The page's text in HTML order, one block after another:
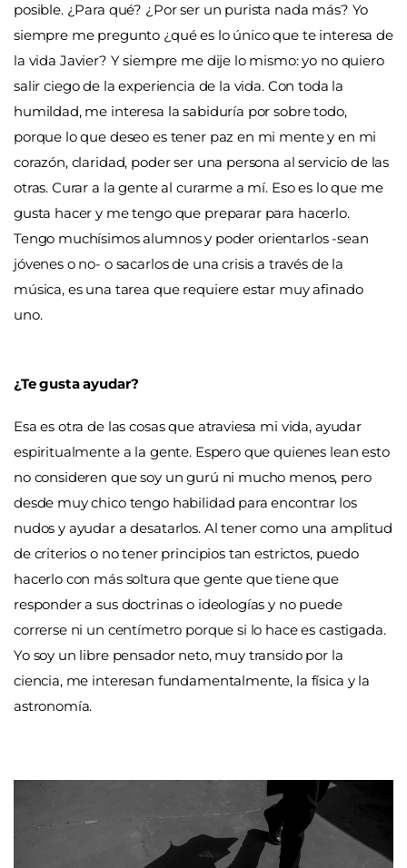
posible. ¿Para qué? ¿Por ser un purista nada más? Yo
siempre me pregunto ¿qué es lo único que te interesa de
la vida Javier? Y siempre me dije lo mismo: yo no quiero
salir ciego de la experiencia de la vida. Con toda la
humildad, me interesa la sabiduría por sobre todo,
porque lo que deseo es tener paz en mi mente y en mi
corazón, claridad, poder ser una persona al servicio de las
otras. Curar a la gente al curarme a mí. Eso es lo que me
gusta hacer y me tengo que preparar para hacerlo.
Tengo muchísimos alumnos y poder orientarlos -sean
jóvenes o no- o sacarlos de una crisis a través de la
música, es una tarea que requiere estar muy afinado
uno.
¿Te gusta ayudar?
Esa es otra de las cosas que atraviesa mi vida, ayudar
espiritualmente a la gente. Espero que quienes lean esto
no consideren que soy un gurú ni mucho menos, pero
desde muy chico tengo habilidad para encontrar los
nudos y ayudar a desatarlos. Al tener como una amplitud
de criterios o no tener principios tan estrictos, puedo
hacerlo con más soltura que gente que tiene que
responder a sus doctrinas o ideologías y no puede
correrse ni un centímetro porque si lo hace es castigada.
Yo soy un libre pensador neto, muy transido por la
ciencia, me interesan fundamentalmente, la física y la
astronomía.